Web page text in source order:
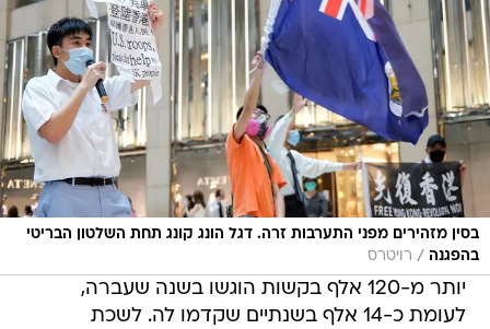
בסין מזהירים מפני התערבות זרה. דגל הונג קונג תחת השלטון הבריטי
בהפגנה / רויטרס
יותר מ-120 אלף בקשות הוגשו בשנה שעברה,
לעומת כ-14 אלף בשנתיים שקדמו לה. לשכת